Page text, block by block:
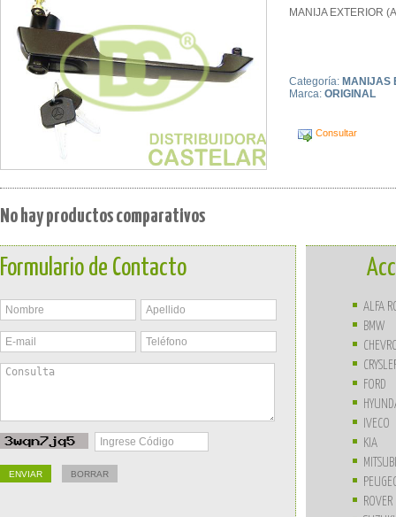
MANIJA EXTERIOR
Categoría: MANIJAS
Marca: ORIGINAL
Consultar
No hay productos comparativos
Formulario de Contacto
ALFA
BMW
FORD
IVECO
KIA
ROVER